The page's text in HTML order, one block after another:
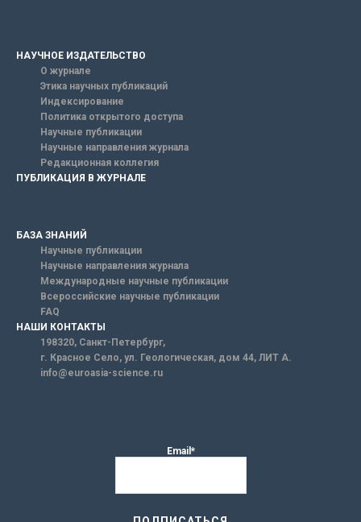
НАУЧНОЕ ИЗДАТЕЛЬСТВО
О журнале
Этика научных публикаций
Индексирование
Политика открытого доступа
Научные публикации
Научные направления журнала
Редакционная коллегия
ПУБЛИКАЦИЯ В ЖУРНАЛЕ
БАЗА ЗНАНИЙ
Научные публикации
Научные направления журнала
Международные научные публикации
Всероссийские научные публикации
FAQ
НАШИ КОНТАКТЫ
198320, Санкт-Петербург,
г. Красное Село, ул. Геологическая, дом 44, ЛИТ А.
info@euroasia-science.ru
Email*